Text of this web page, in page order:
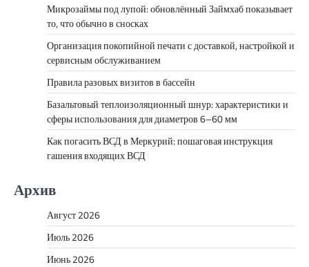
Микрозаймы под лупой: обновлённый Займхаб показывает
то, что обычно в сносках
Организация покопийной печати с доставкой, настройкой и
сервисным обслуживанием
Правила разовых визитов в бассейн
Базальтовый теплоизоляционный шнур: характеристики и
сферы использования для диаметров 6–60 мм
Как погасить ВСД в Меркурий: пошаговая инструкция
гашения входящих ВСД
Архив
Август 2026
Июль 2026
Июнь 2026